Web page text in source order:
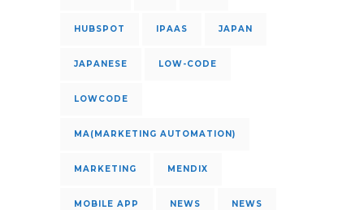
HUBSPOT IPAAS JAPAN
JAPANESE LOW-CODE
LOWCODE
MA(MARKETING AUTOMATION)
MARKETING MENDIX
MOBILE APP NEWS NEWS